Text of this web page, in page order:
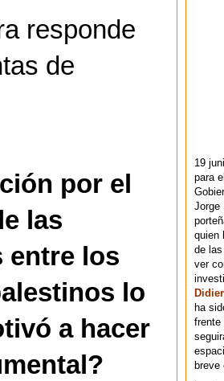
responde
de
por el
las
entre los
lo
a hacer
19
para
Jorge
quien
de
ver
Didier
ha
frente
breve